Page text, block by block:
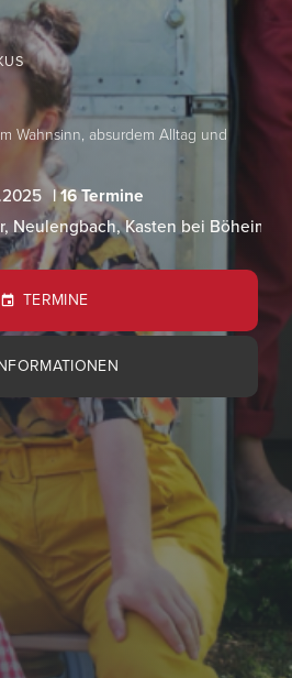
Wahnsinn, absurdem Alltag und
| 16 Termine
Neulengbach, Kasten bei
TERMINE